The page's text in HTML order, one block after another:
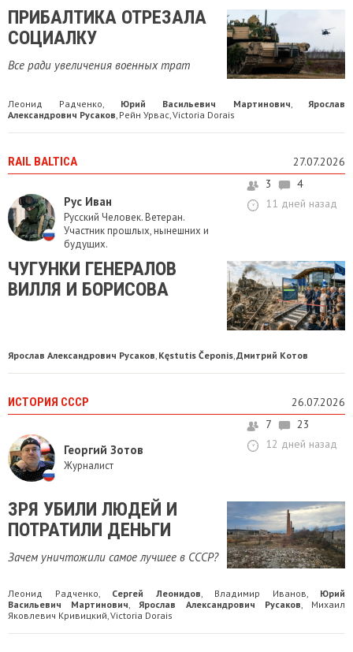
ПРИБАЛТИКА ОТРЕЗАЛА
СОЦИАЛКУ
Все ради увеличения военных трат
Леонид Радченко, Юрий Васильевич Мартинович,Ярослав
Александрович Русаков, Рейн Урвас,Victoria Dorais
RAIL BALTICA 27.07.2026
Рус Иван
Русский Человек. Ветеран.
Участник прошлых, нынешних и
будущих.
3
4
11 дней назад
ЧУГУНКИ ГЕНЕРАЛОВ
ВИЛЛЯ И БОРИСОВА
Ярослав Александрович Русаков, Kęstutis Čeponis,Дмитрий Котов
ИСТОРИЯ СССР 26.07.2026
Георгий Зотов
Журналист
7
23
12 дней назад
ЗРЯ УБИЛИ ЛЮДЕЙ И
ПОТРАТИЛИ ДЕНЬГИ
Зачем уничтожили самое лучшее в СССР?
Леонид Радченко Сергей Леонидов Владимир Иванов
Юрий
Васильевич Мартинович
Ярослав Александрович Русаков
Михаил
Яковлевич Кривицкий Victoria Dorais